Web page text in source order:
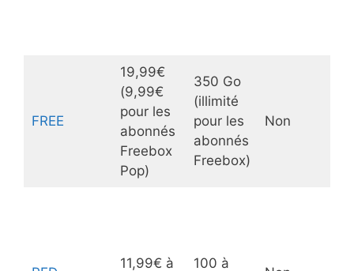
FREE
19,99€
(9,99€
pour les
abonnés
Freebox
Pop)
350 Go
(illimité
pour les
abonnés
Freebox)
Non
11,99€ à
100 à